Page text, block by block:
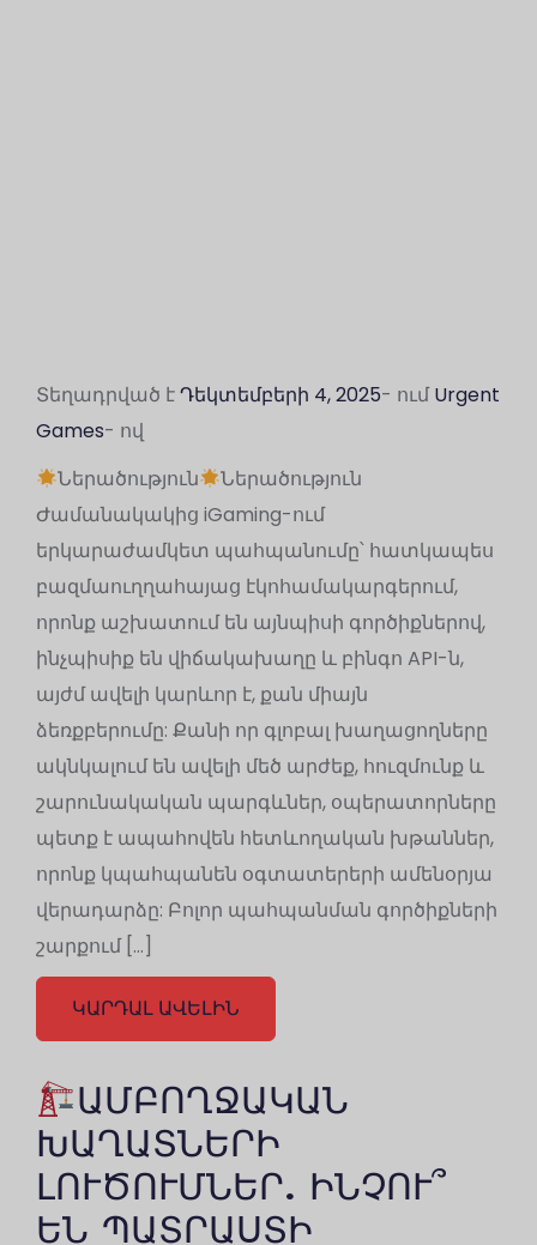
Տեղադրված էԴեկտեմբերի 4, 2025- ում Urgent
Games- ով
Ներածություն
Ներածություն
Ժամանակակից iGaming-ում
երկարաժամկետ պահպանումը՝ հատկապես
բազմաուղղահայաց էկոհամակարգերում,
որոնք աշխատում են այնպիսի գործիքներով,
ինչպիսիք են վիճակախաղը և բինգո API-ն,
այժմ ավելի կարևոր է, քան միայն
ձեռքբերումը: Քանի որ գլոբալ խաղացողները
ակնկալում են ավելի մեծ արժեք, հուզմունք և
շարունակական պարգևներ, օպերատորները
պետք է ապահովեն հետևողական խթաններ,
որոնք կպահպանեն օգտատերերի ամենօրյա
վերադարձը: Բոլոր պահպանման գործիքների
շարքում […]
ԿԱՐԴԱԼ ԱՎԵԼԻՆ
ԱՄԲՈՂՋԱԿԱՆ
ԽԱՂԱՏՆԵՐԻ
ԼՈՒԾՈՒՄՆԵՐ. ԻՆՉՈՒ՞
ԵՆ ՊԱՏՐԱՍՏԻ